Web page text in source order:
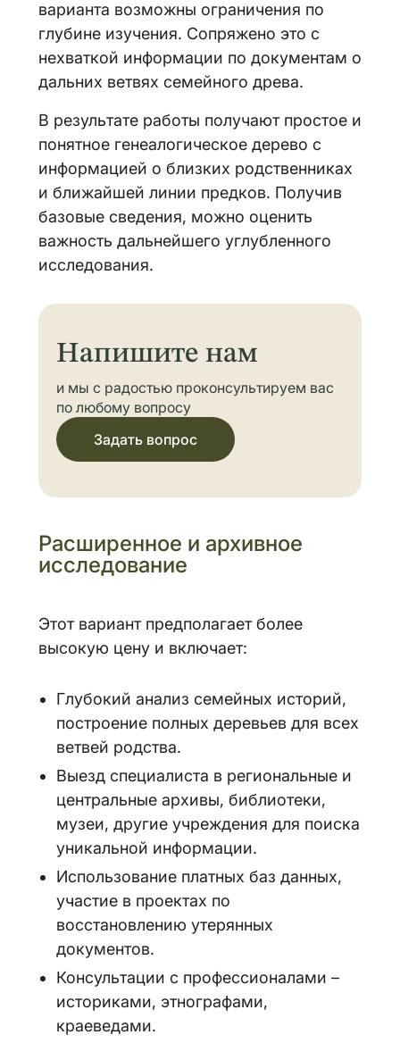
варианта возможны ограничения по
глубине изучения. Сопряжено это с
нехваткой информации по документам о
дальних ветвях семейного древа.
В результате работы получают простое и
понятное генеалогическое дерево с
информацией о близких родственниках
и ближайшей линии предков. Получив
базовые сведения, можно оценить
важность дальнейшего углубленного
исследования.
Напишите нам
и мы с радостью проконсультируем вас
по любому вопросу
Задать вопрос
Расширенное и архивное
исследование
Этот вариант предполагает более
высокую цену и включает:
Глубокий анализ семейных историй,
построение полных деревьев для всех
ветвей родства.
Выезд специалиста в региональные и
центральные архивы, библиотеки,
музеи, другие учреждения для поиска
уникальной информации.
Использование платных баз данных,
участие в проектах по
восстановлению утерянных
документов.
Консультации с профессионалами –
историками, этнографами,
краеведами.